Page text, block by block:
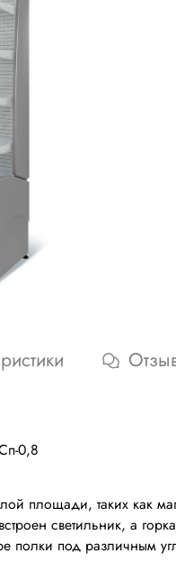
площади, таких как
светильник, а
полки под различным